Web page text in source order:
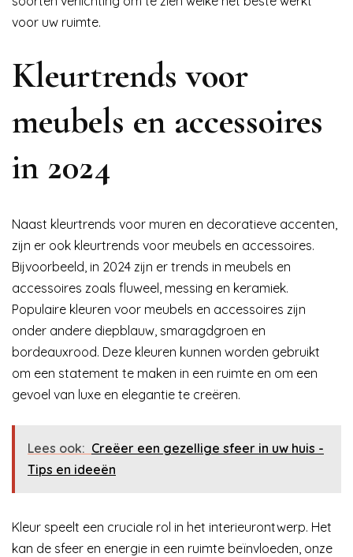
voor uw ruimte.
Kleurtrends voor
meubels en accessoires
in 2024
Naast kleurtrends voor muren en decoratieve accenten,
zijn er ook kleurtrends voor meubels en accessoires.
Bijvoorbeeld, in 2024 zijn er trends in meubels en
accessoires zoals fluweel, messing en keramiek.
Populaire kleuren voor meubels en accessoires zijn
onder andere diepblauw, smaragdgroen en
bordeauxrood. Deze kleuren kunnen worden gebruikt
om een statement te maken in een ruimte en om een
gevoel van luxe en elegantie te creëren.
Lees ook: Creëer een gezellige sfeer in uw huis -
Tips en ideeën
Kleur speelt een cruciale rol in het interieurontwerp. Het
kan de sfeer en energie in een ruimte beïnvloeden, onze